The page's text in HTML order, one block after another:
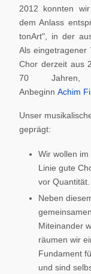
2012 konnten
dem Anlass
tonArt", in der
Als
Chor derzeit aus
70
Anbeginn Achim
Unser
geprägt:
Wir wollen
Linie gute
vor Quantität.
Neben
Miteinander
räumen wir
Fundament
und sind